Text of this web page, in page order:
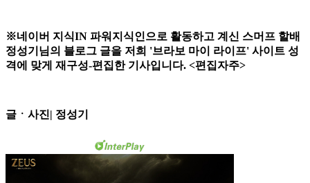
※네이버 지식IN 파워지식인으로 활동하고 계신 스머프 할배
정성기님의 블로그 글을 저희 '브라보 마이 라이프' 사이트 성
격에 맞게 재구성-편집한 기사입니다. <편집자주>
글ㆍ사진| 정성기